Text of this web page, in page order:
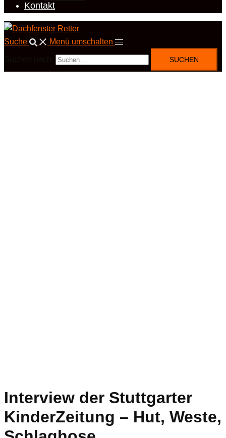
Kontakt
Suche Menü umschalten
Interview der Stuttgarter
KinderZeitung – Hut, Weste,